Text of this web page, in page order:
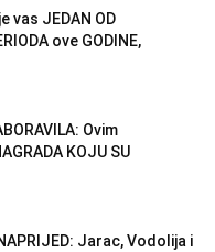
vas JEDAN OD
ove GODINE,
Ovim
KOJU SU
Jarac, Vodolija i